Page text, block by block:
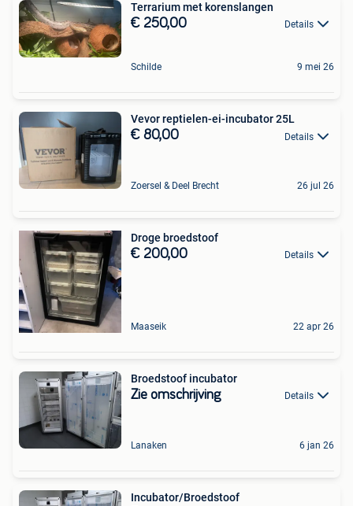
Terrarium met korenslangen
€ 250,00 Details
Schilde 9 mei 26
Vevor reptielen-ei-incubator 25L
€ 80,00 Details
Zoersel & Deel Brecht 26 jul 26
Droge broedstoof
€ 200,00 Details
Maaseik 22 apr 26
Broedstoof incubator
Zie omschrijving Details
Lanaken 6 jan 26
Incubator/Broedstoof